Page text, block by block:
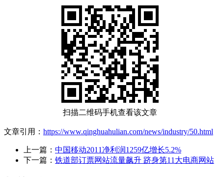
扫描二维码手机查看该文章
文章引用： https://www.qinghuahulian.com/news/industry/50.html
上一篇： 中国移动2011净利润1259亿增长5.2%
下一篇： 铁道部订票网站流量飙升 跻身第11大电商网站